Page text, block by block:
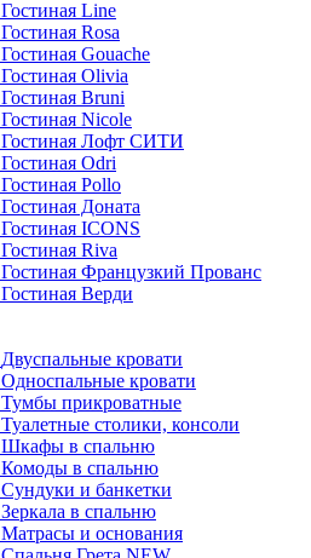
Гостиная Line
Гостиная Rosa
Гостиная Gouache
Гостиная Olivia
Гостиная Bruni
Гостиная Nicole
Гостиная Лофт СИТИ
Гостиная Odri
Гостиная Pollo
Гостиная Доната
Гостиная ICONS
Гостиная Riva
Гостиная Французкий Прованс
Гостиная Верди
Двуспальные кровати
Односпальные кровати
Тумбы прикроватные
Туалетные столики, консоли
Шкафы в спальню
Комоды в спальню
Сундуки и банкетки
Зеркала в спальню
Матрасы и основания